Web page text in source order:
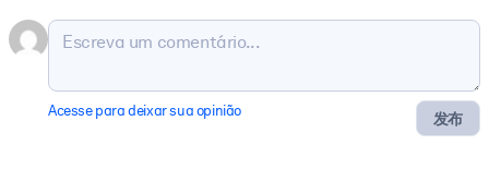
发布
Acesse para deixar sua opinião